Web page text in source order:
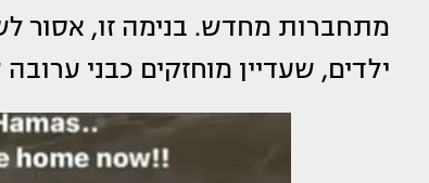
ילדים, שעדיין מוחזקים כבני